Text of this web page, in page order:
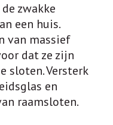
zwakke
een huis.
van massief
dat ze zijn
sloten. Versterk
en
raamsloten.